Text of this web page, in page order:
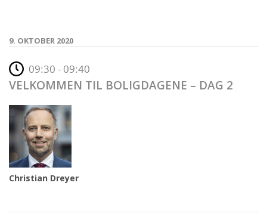
9. OKTOBER 2020
09:30 - 09:40
VELKOMMEN TIL BOLIGDAGENE – DAG 2
Christian Dreyer